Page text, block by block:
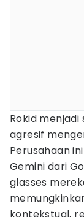
Rokid
agresif
Perusahaan
Gemini dari
glasses